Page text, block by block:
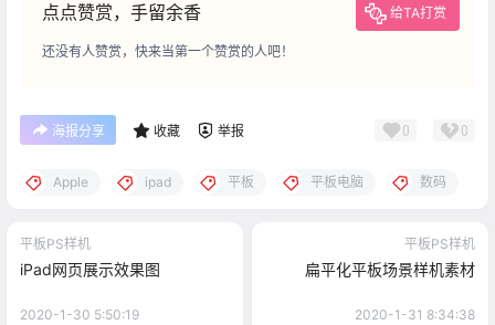
点点赞赏，手留余香 给TA打赏
还没有人赞赏，快来当第一个赞赏的人吧！
海报分享 收藏 举报 0 0
Apple ipad 平板 平板电脑 数码
平板PS样机
iPad网页展示效果图
2020-1-30 5:50:19
平板PS样机
扁平化平板场景样机素材
2020-1-31 8:34:38